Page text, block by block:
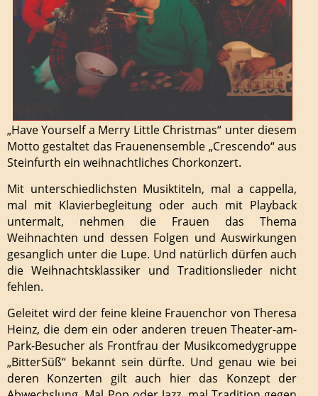
„Have Yourself a Merry Little Christmas“ unter diesem
Motto gestaltet das Frauenensemble „Crescendo“ aus
Steinfurth ein weihnachtliches Chorkonzert.
Mit unterschiedlichsten Musiktiteln, mal a cappella,
mal mit Klavierbegleitung oder auch mit Playback
untermalt, nehmen die Frauen das Thema
Weihnachten und dessen Folgen und Auswirkungen
gesanglich unter die Lupe. Und natürlich dürfen auch
die Weihnachtsklassiker und Traditionslieder nicht
fehlen.
Geleitet wird der feine kleine Frauenchor von Theresa
Heinz, die dem ein oder anderen treuen Theater-am-
Park-Besucher als Frontfrau der Musikcomedygruppe
„BitterSüß“ bekannt sein dürfte. Und genau wie bei
deren Konzerten gilt auch hier das Konzept der